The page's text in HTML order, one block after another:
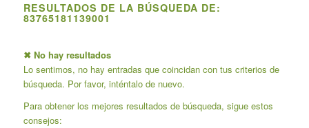
RESULTADOS DE LA BÚSQUEDA DE:
83765181139001
✖ No hay resultados
Lo sentimos, no hay entradas que coincidan con tus criterios de
búsqueda. Por favor, inténtalo de nuevo.
Para obtener los mejores resultados de búsqueda, sigue estos
consejos: